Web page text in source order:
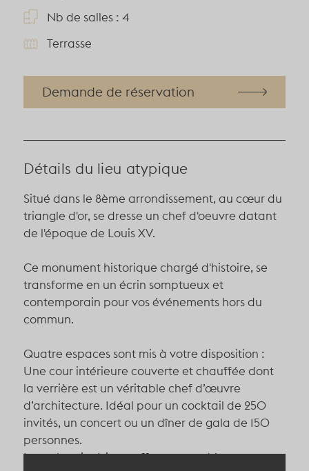
Nb de salles : 4
Terrasse
Demande de réservation
Détails du lieu atypique
Situé dans le 8ème arrondissement, au cœur du
triangle d'or, se dresse un chef d'oeuvre datant
de l'époque de Louis XV.
Ce monument historique chargé d'histoire, se
transforme en un écrin somptueux et
contemporain pour vos événements hors du
commun.
Quatre espaces sont mis à votre disposition :
Une cour intérieure couverte et chauffée dont
la verrière est un véritable chef d’œuvre
d’architecture. Idéal pour un cocktail de 250
invités, un concert ou un dîner de gala de 150
personnes.
Les salons intérieurs offrent quand à eux une